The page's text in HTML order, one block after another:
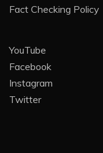
Fact Checking Policy
YouTube
Facebook
Instagram
Twitter